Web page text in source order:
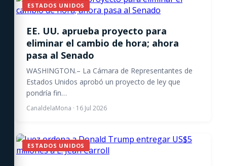
ESTADOS UNIDOS
EE. UU. aprueba proyecto para
eliminar el cambio de hora; ahora
pasa al Senado
WASHINGTON.– La Cámara de Representantes de
Estados Unidos aprobó un proyecto de ley que
pondría fin…
CanaldelaMona · 16 Jul 2026
ESTADOS UNIDOS